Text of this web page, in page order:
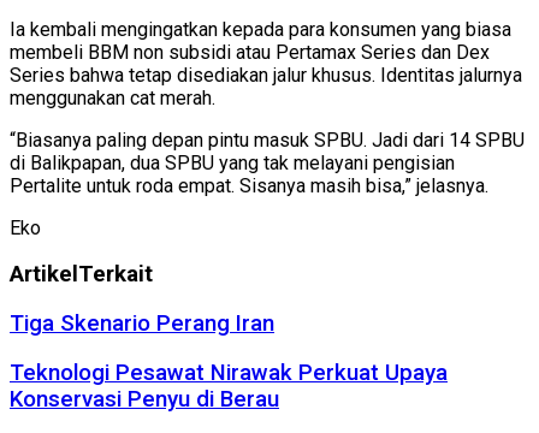
Ia kembali mengingatkan kepada para konsumen yang biasa
membeli BBM non subsidi atau Pertamax Series dan Dex
Series bahwa tetap disediakan jalur khusus. Identitas jalurnya
menggunakan cat merah.
“Biasanya paling depan pintu masuk SPBU. Jadi dari 14 SPBU
di Balikpapan, dua SPBU yang tak melayani pengisian
Pertalite untuk roda empat. Sisanya masih bisa,” jelasnya.
Eko
Artikel Terkait
Tiga Skenario Perang Iran
Teknologi Pesawat Nirawak Perkuat Upaya
Konservasi Penyu di Berau